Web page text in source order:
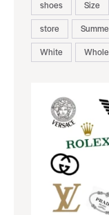
shoes
Size
store
White